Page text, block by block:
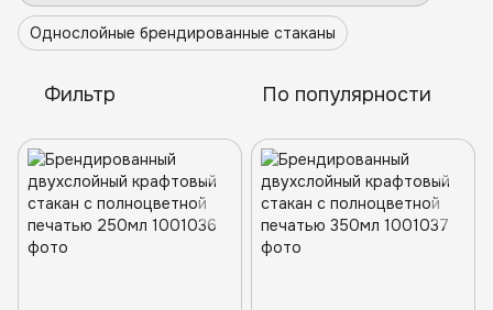
Однослойные брендированные стаканы
Фильтр По популярности